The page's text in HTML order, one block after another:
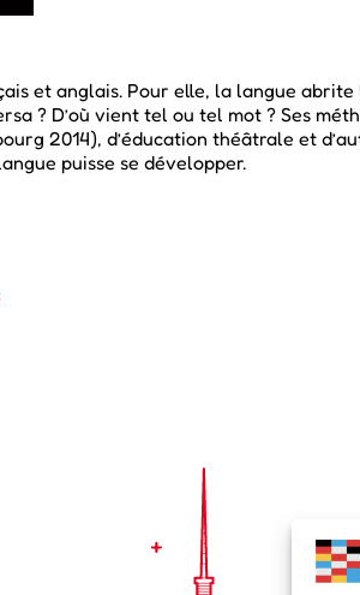
et anglais. Pour elle, la langue
? D’où vient tel ou tel mot ? Ses
2014), d’éducation théâtrale et
puisse se développer.